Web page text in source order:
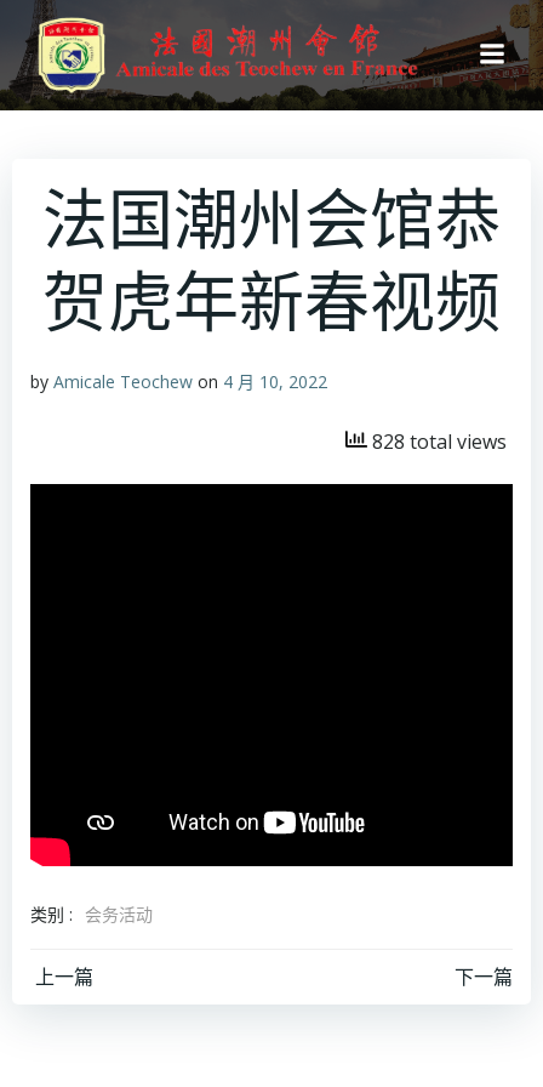
转
到
内
法国潮州会馆恭
贺虎年新春视频
by Amicale Teochew on 4 月 10, 2022
828 total views
类别 : 会务活动
文
上一篇
文
下一篇